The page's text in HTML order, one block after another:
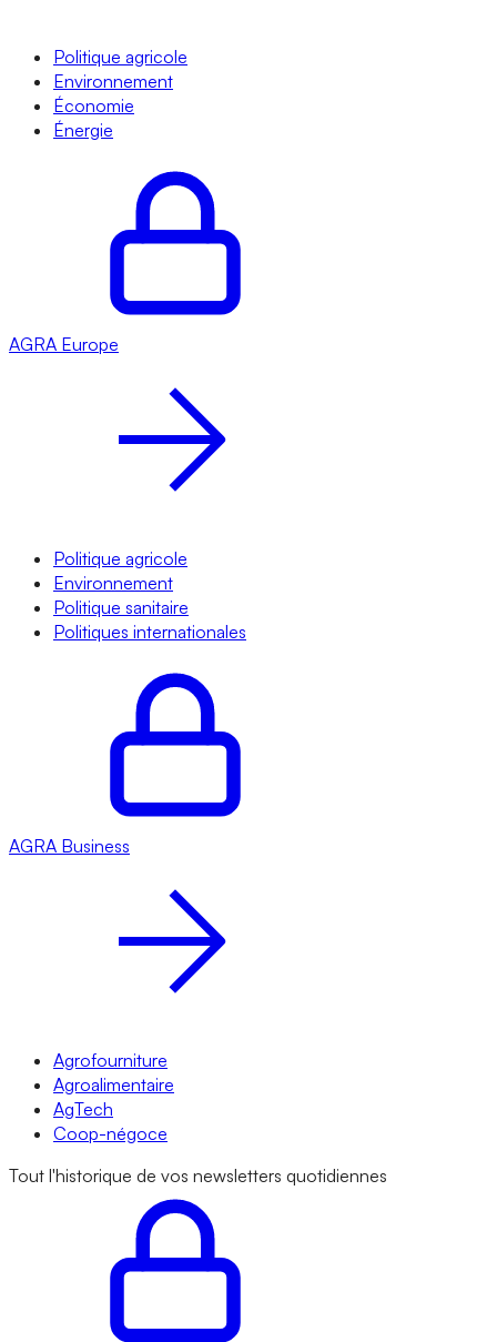
Politique agricole
Environnement
Économie
Énergie
AGRA Europe
Politique agricole
Environnement
Politique sanitaire
Politiques internationales
AGRA Business
Agrofourniture
Agroalimentaire
AgTech
Coop-négoce
Tout l'historique de vos newsletters quotidiennes